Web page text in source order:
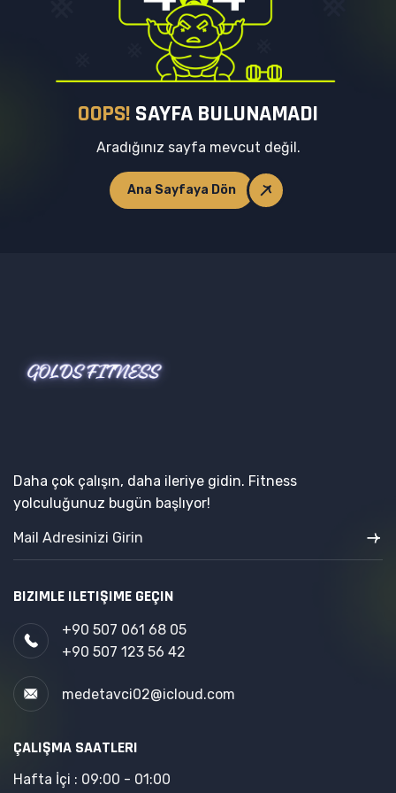
OOPS! SAYFA BULUNAMADI
Aradığınız sayfa mevcut değil.
Ana Sayfaya Dön
Daha çok çalışın, daha ileriye gidin. Fitness
yolculuğunuz bugün başlıyor!
BIZIMLE ILETIŞIME GEÇIN
+90 507 061 68 05
+90 507 123 56 42
medetavci02@icloud.com
ÇALIŞMA SAATLERI
Hafta İçi : 09:00 - 01:00